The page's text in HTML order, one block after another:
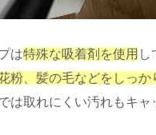
は特殊な吸着剤を使用 し
粉、髪の毛などをしっか
は取れにくい汚れもキャ